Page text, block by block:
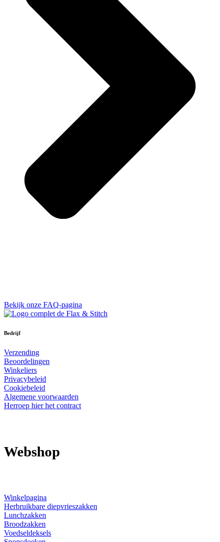
Bekijk onze FAQ-pagina
Bedrijf
Verzending
Beoordelingen
Winkeliers
Privacybeleid
Cookiebeleid
Algemene voorwaarden
Herroep hier het contract
Webshop
Winkelpagina
Herbruikbare diepvrieszakken
Lunchzakken
Broodzakken
Voedseldeksels